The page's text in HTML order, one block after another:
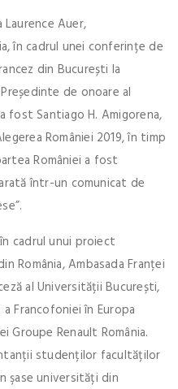
Auer,
în cadrul unei conferințe de
din București la
de onoare al
fost Santiago H. Amigorena,
României 2019, în timp
României a fost
într-un comunicat de
cadrul unui proiect
România, Ambasada Franței
al Universității București,
Francofoniei în Europa
Groupe Renault România.
studenților facultăților
şase universități din